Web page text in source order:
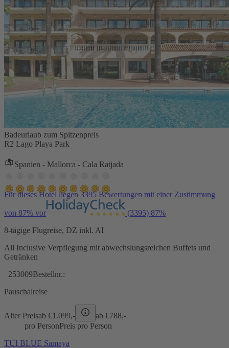
Badeurlaub zum Spitzenpreis
R2 Lago Playa Park
Spanien - Mallorca - Cala Ratjada
Für dieses Hotel liegen 3395 Bewertungen mit einer Zustimmung
von 87% vor (3395) 87%
8-tägige Flugreise, DZ inkl. AI
All Inclusive Verpflegung mit abwechslungsreichen Buffets und
Getränken
253009Bestellnr.:
Pauschalreise
Alter Preisab €1.099,- ab €788,-
pro PersonPreis pro Person
TUI BLUE Samaya